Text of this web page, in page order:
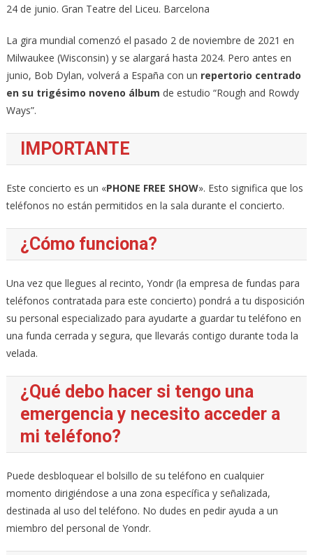
24 de junio. Gran Teatre del Liceu. Barcelona
La gira mundial comenzó el pasado 2 de noviembre de 2021 en
Milwaukee (Wisconsin) y se alargará hasta 2024. Pero antes en
junio, Bob Dylan, volverá a España con un repertorio centrado
en su trigésimo noveno álbum de estudio “Rough and Rowdy
Ways”.
IMPORTANTE
Este concierto es un «PHONE FREE SHOW». Esto significa que los
teléfonos no están permitidos en la sala durante el concierto.
¿Cómo funciona?
Una vez que llegues al recinto, Yondr (la empresa de fundas para
teléfonos contratada para este concierto) pondrá a tu disposición
su personal especializado para ayudarte a guardar tu teléfono en
una funda cerrada y segura, que llevarás contigo durante toda la
velada.
¿Qué debo hacer si tengo una
emergencia y necesito acceder a
mi teléfono?
Puede desbloquear el bolsillo de su teléfono en cualquier
momento dirigiéndose a una zona específica y señalizada,
destinada al uso del teléfono. No dudes en pedir ayuda a un
miembro del personal de Yondr.